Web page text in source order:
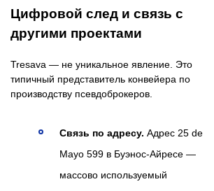
Цифровой след и связь с
другими проектами
Tresava — не уникальное явление. Это
типичный представитель конвейера по
производству псевдоброкеров.
Связь по адресу. Адрес 25 de
Mayo 599 в Буэнос-Айресе —
массово используемый